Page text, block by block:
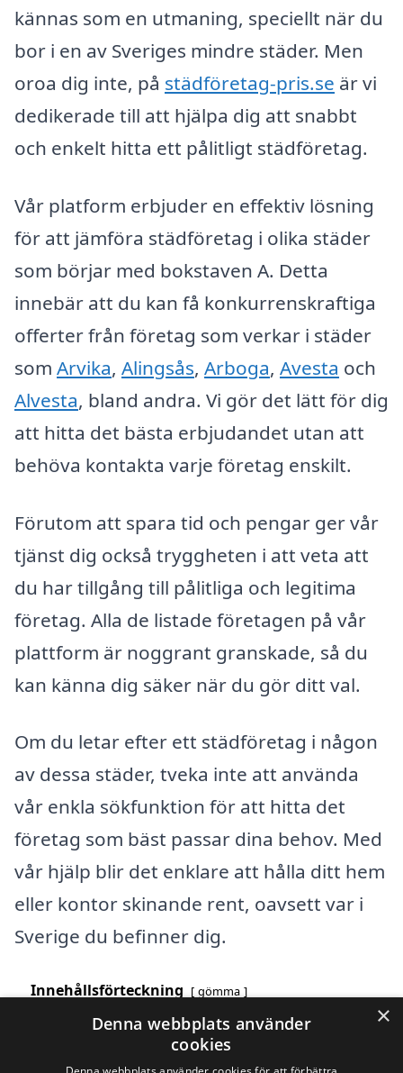
kännas som en utmaning, speciellt när du
bor i en av Sveriges mindre städer. Men
oroa dig inte, på städföretag-pris.se är vi
dedikerade till att hjälpa dig att snabbt
och enkelt hitta ett pålitligt städföretag.
Vår platform erbjuder en effektiv lösning
för att jämföra städföretag i olika städer
som börjar med bokstaven A. Detta
innebär att du kan få konkurrenskraftiga
offerter från företag som verkar i städer
som Arvika, Alingsås, Arboga, Avesta och
Alvesta, bland andra. Vi gör det lätt för dig
att hitta det bästa erbjudandet utan att
behöva kontakta varje företag enskilt.
Förutom att spara tid och pengar ger vår
tjänst dig också tryggheten i att veta att
du har tillgång till pålitliga och legitima
företag. Alla de listade företagen på vår
plattform är noggrant granskade, så du
kan känna dig säker när du gör ditt val.
Om du letar efter ett städföretag i någon
av dessa städer, tveka inte att använda
vår enkla sökfunktion för att hitta det
företag som bäst passar dina behov. Med
vår hjälp blir det enklare att hålla ditt hem
eller kontor skinande rent, oavsett var i
Sverige du befinner dig.
Innehållsförteckning gömma
Översikt över svenska städer som börjar med A
Sök efter en skicklig städföretag i andra städer i
×
Denna webbplats använder
cookies